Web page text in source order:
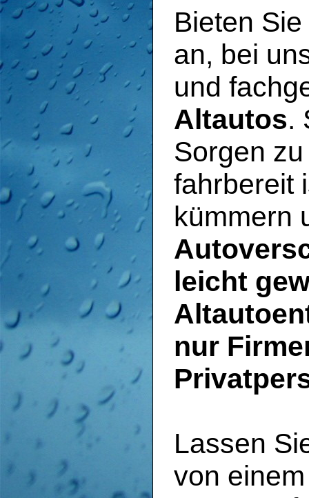
Bieten
an, bei
und
Altautos.
Sorgen
fahrbereit
kümmern
leicht
nur
Lassen
von